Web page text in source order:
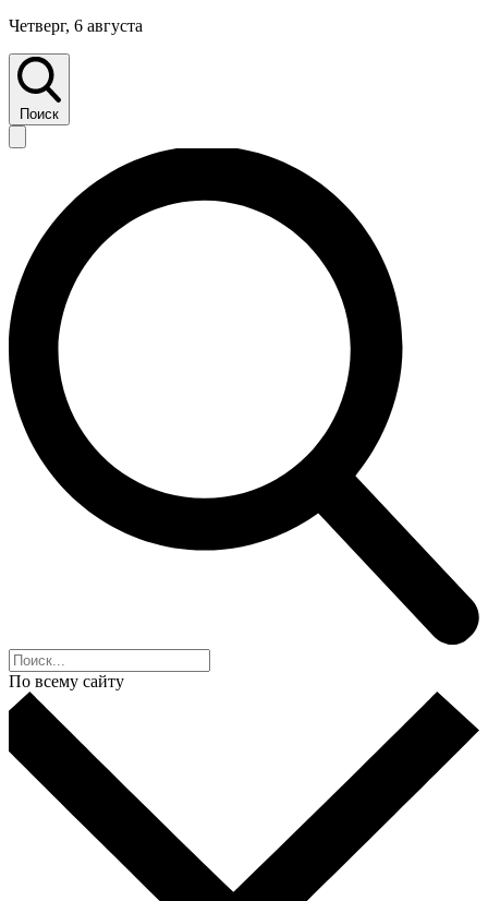
Четверг, 6 августа
Поиск
По всему сайту